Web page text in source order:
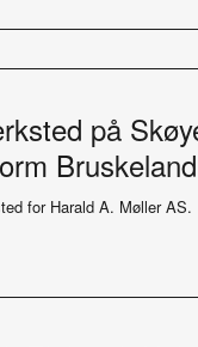
på
Bruskeland
for Harald A. Møller AS.